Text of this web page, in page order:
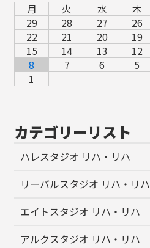
月 火 水 木
29
28 27 26
22
21 20 19
15
14 13 12
8
7 6 5
1
カテゴリーリスト
ハレスタジオ リハ・リハ
リーバルスタジオ リハ・リハ
エイトスタジオ リハ・リハ
アルクスタジオ リハ・リハ